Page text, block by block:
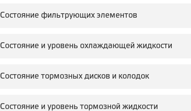
Состояние фильтрующих элементов
Состояние и уровень охлаждающей жидкости
Состояние тормозных дисков и колодок
Состояние и уровень тормозной жидкости